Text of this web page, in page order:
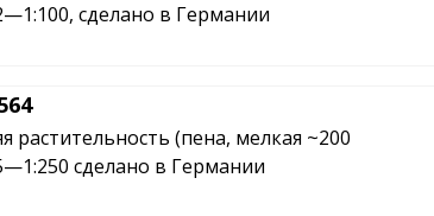
сделано в Германии
растительность (пена, мелкая ~200
сделано в Германии